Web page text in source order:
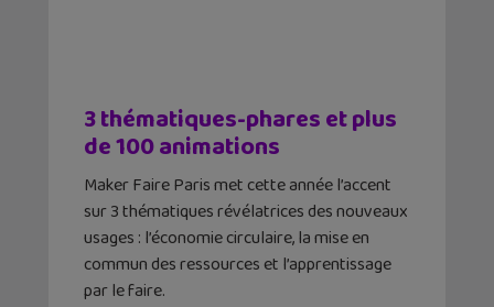
3 thématiques-phares et plus
de 100 animations
Maker Faire Paris met cette année l’accent
sur 3 thématiques révélatrices des nouveaux
usages : l’économie circulaire, la mise en
commun des ressources et l’apprentissage
par le faire.